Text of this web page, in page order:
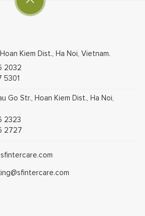
Kiem Dist., Ha Noi, Vietnam.
2032
5301
Go Str., Hoan Kiem Dist., Ha Noi,
2323
2727